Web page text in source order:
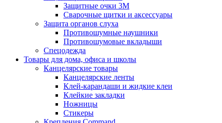
Защитные очки 3М
Сварочные щитки и аксессуары
Защита органов слуха
Противошумные наушники
Противошумовые вкладыши
Спецодежда
Товары для дома, офиса и школы
Канцелярские товары
Канцелярские ленты
Клей-карандаши и жидкие клеи
Клейкие закладки
Ножницы
Стикеры